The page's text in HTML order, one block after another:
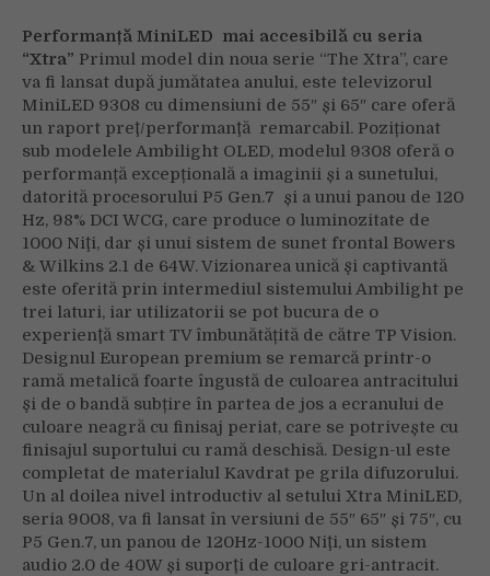
Performanță MiniLED mai accesibilă cu seria
“Xtra” Primul model din noua serie “The Xtra”, care
va fi lansat după jumătatea anului, este televizorul
MiniLED 9308 cu dimensiuni de 55″ și 65″ care oferă
un raport preţ/performanţă remarcabil. Poziționat
sub modelele Ambilight OLED, modelul 9308 oferă o
performanță excepțională a imaginii și a sunetului,
datorită procesorului P5 Gen.7 și a unui panou de 120
Hz, 98% DCI WCG, care produce o luminozitate de
1000 Niţi, dar și unui sistem de sunet frontal Bowers
& Wilkins 2.1 de 64W. Vizionarea unică şi captivantă
este oferită prin intermediul sistemului Ambilight pe
trei laturi, iar utilizatorii se pot bucura de o
experienţă smart TV îmbunătățită de către TP Vision.
Designul European premium se remarcă printr-o
ramă metalică foarte îngustă de culoarea antracitului
şi de o bandă subțire în partea de jos a ecranului de
culoare neagră cu finisaj periat, care se potrivește cu
finisajul suportului cu ramă deschisă. Design-ul este
completat de materialul Kavdrat pe grila difuzorului.
Un al doilea nivel introductiv al setului Xtra MiniLED,
seria 9008, va fi lansat în versiuni de 55″ 65″ și 75″, cu
P5 Gen.7, un panou de 120Hz-1000 Niţi, un sistem
audio 2.0 de 40W și suporţi de culoare gri-antracit.